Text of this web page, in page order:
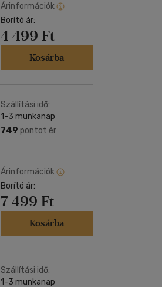
Árinformációk
Borító ár:
4 499 Ft
Kosárba
Szállítási idő:
1-3 munkanap
749 pontot ér
Árinformációk
Borító ár:
7 499 Ft
Kosárba
Szállítási idő:
1-3 munkanap